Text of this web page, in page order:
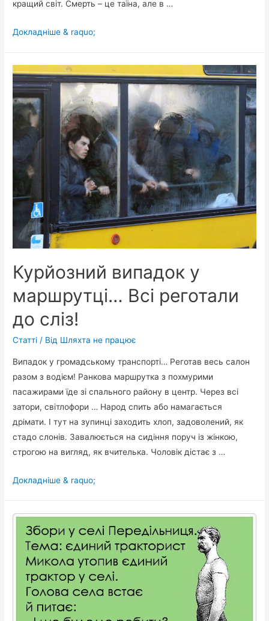
кращий світ. Смерть – це таїна, але в …
Про
і
його
останні
слова
Докладніше & raquo;
Курйозний випадок у
маршрутці… Всі реготали
до сліз!
Статті / Від Шляхта не працює
Випадок у громадському транспорті… Реготав весь салон
разом з водієм! Ранкова маршрутка з похмурими
пасажирами їде зі спального району в центр. Через всі
затори, світлофори … Народ спить або намагається
дрімати. І тут на зупинці заходить хлоп, задоволений, як
стадо слонів. Завалюється на сидіння поруч із жінкою,
строгою на вигляд, як вчителька. Чоловік дістає з …
Курйозний
маршрутці…
реготали
сліз!
Докладніше & raquo;